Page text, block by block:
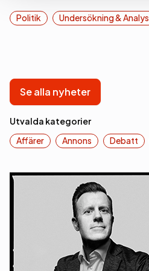
Politik Undersökning & Analys
Se alla nyheter
Utvalda kategorier
Affärer
Annons Debatt